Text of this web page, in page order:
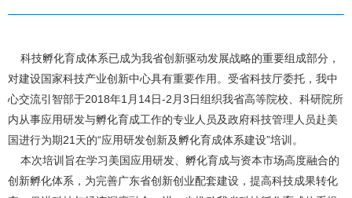
科技孵化育成体系已成为我省创新驱动发展战略的重要组成部分，
对建设国家科技产业创新中心具有重要作用。受省科技厅委托，我中
心交流引智部于2018年1月14日-2月3日组织我省高等院校、科研院所
内从事应用研发与孵化育成工作的专业人员及政府科技管理人员赴美
国进行为期21天的“应用研发创新及孵化育成体系建设”培训。
本次培训旨在学习美国应用研发、孵化育成与资本市场高度融合的
创新孵化体系，为完善广东省创新创业配套建设，提高科技成果转化